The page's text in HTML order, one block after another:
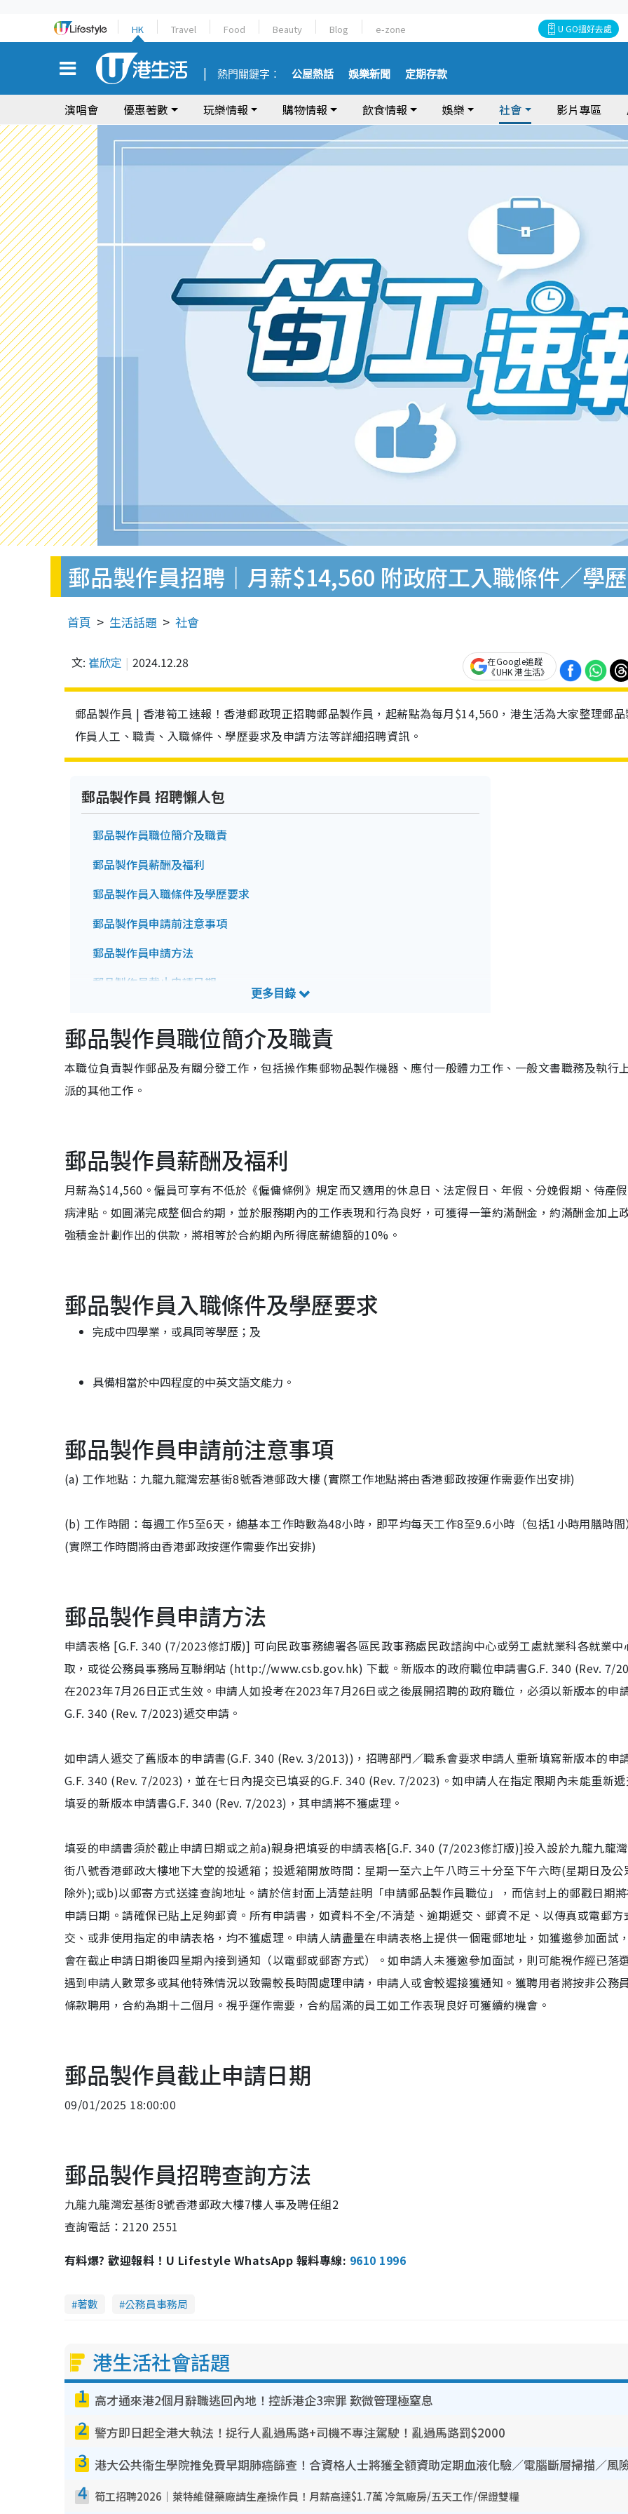
HK Travel Food Beauty Blog e-zone U GO搵好去處
熱門關鍵字： 公屋熱話 娛樂新聞 定期存款
演唱會 優惠著數 玩樂情報 購物情報 飲食情報 娛樂 社會 影片專區
郵品製作員招聘｜月薪$14,560 附政府工入職條件／學
首頁 生活話題 社會
文: 崔欣定 2024.12.28
在Google追蹤
《UHK 港生活》
郵品製作員 | 香港筍工速報！香港郵政現正招聘郵品製作員，起薪點為每月$14,560，港生活為大家整理郵
作員人工、職責、入職條件、學歷要求及申請方法等詳細招聘資訊。
郵品製作員 招聘懶人包
郵品製作員職位簡介及職責
郵品製作員薪酬及福利
郵品製作員入職條件及學歷要求
郵品製作員申請前注意事項
郵品製作員申請方法
郵品製作員截止申請日期
郵品製作員職位簡介及職責
本職位負責製作郵品及有關分發工作，包括操作集郵物品製作機器、應付一般體力工作、一般文書職務及執行
派的其他工作。
郵品製作員薪酬及福利
月薪為$14,560。僱員可享有不低於《僱傭條例》規定而又適用的休息日、法定假日、年假、分娩假期、侍產
病津貼。如圓滿完成整個合約期，並於服務期內的工作表現和行為良好，可獲得一筆約滿酬金，約滿酬金加上
強積金計劃作出的供款，將相等於合約期內所得底薪總額的10%。
郵品製作員入職條件及學歷要求
完成中四學業，或具同等學歷；及
具備相當於中四程度的中英文語文能力。
郵品製作員申請前注意事項
(a) 工作地點：九龍九龍灣宏基街8號香港郵政大樓 (實際工作地點將由香港郵政按運作需要作出安排)
(b) 工作時間：每週工作5至6天，總基本工作時數為48小時，即平均每天工作8至9.6小時（包括1小時用膳時
(實際工作時間將由香港郵政按運作需要作出安排)
郵品製作員申請方法
申請表格 [G.F. 340 (7/2023修訂版)] 可向民政事務總署各區民政事務處民政諮詢中心或勞工處就業科各就業中
取，或從公務員事務局互聯網站 (http://www.csb.gov.hk) 下載。新版本的政府職位申請書G.F. 340 (Rev. 7/
在2023年7月26日正式生效。申請人如投考在2023年7月26日或之後展開招聘的政府職位，必須以新版本的申
G.F. 340 (Rev. 7/2023)遞交申請。
如申請人遞交了舊版本的申請書(G.F. 340 (Rev. 3/2013))，招聘部門／職系會要求申請人重新填寫新版本的申
G.F. 340 (Rev. 7/2023)，並在七日內提交已填妥的G.F. 340 (Rev. 7/2023)。如申請人在指定限期內未能重新
填妥的新版本申請書G.F. 340 (Rev. 7/2023)，其申請將不獲處理。
填妥的申請書須於截止申請日期或之前a)親身把填妥的申請表格[G.F. 340 (7/2023修訂版)]投入設於九龍九龍
街八號香港郵政大樓地下大堂的投遞箱；投遞箱開放時間：星期一至六上午八時三十分至下午六時(星期日及公
除外);或b)以郵寄方式送達查詢地址。請於信封面上清楚註明「申請郵品製作員職位」，而信封上的郵戳日期
申請日期。請確保已貼上足夠郵資。所有申請書，如資料不全/不清楚、逾期遞交、郵資不足、以傳真或電郵方
交、或非使用指定的申請表格，均不獲處理。申請人請盡量在申請表格上提供一個電郵地址，如獲邀參加面試
會在截止申請日期後四星期內接到通知（以電郵或郵寄方式）。如申請人未獲邀參加面試，則可能視作經已落
遇到申請人數眾多或其他特殊情況以致需較長時間處理申請，申請人或會較遲接獲通知。獲聘用者將按非公務
條款聘用，合約為期十二個月。視乎運作需要，合約屆滿的員工如工作表現良好可獲續約機會。
郵品製作員截止申請日期
09/01/2025 18:00:00
郵品製作員招聘查詢方法
九龍九龍灣宏基街8號香港郵政大樓7樓人事及聘任組2
查詢電話：2120 2551
有料爆? 歡迎報料！U Lifestyle WhatsApp 報料專線: 9610 1996
著數 公務員事務局
港生活社會話題
1 高才通來港2個月辭職逃回內地！控訴港企3宗罪 歎微管理極窒息
2 警方即日起全港大執法！捉行人亂過馬路+司機不專注駕駛！亂過馬路罰$2000
3
4 筍工招聘2026｜萊特維健藥廠請生產操作員！月薪高達$1.7萬 冷氣廠房/五天工作/保證雙糧